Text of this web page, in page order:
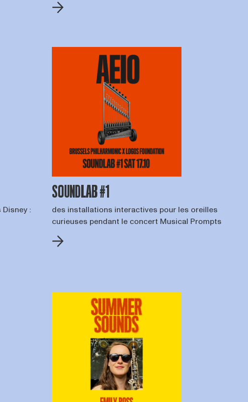
:
SOUNDLAB #1
des installations interactives pour les oreilles
curieuses pendant le concert Musical Prompts